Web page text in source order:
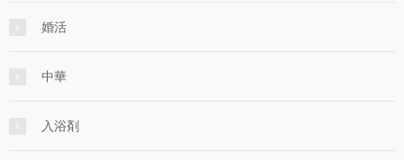
婚活
中華
入浴剤